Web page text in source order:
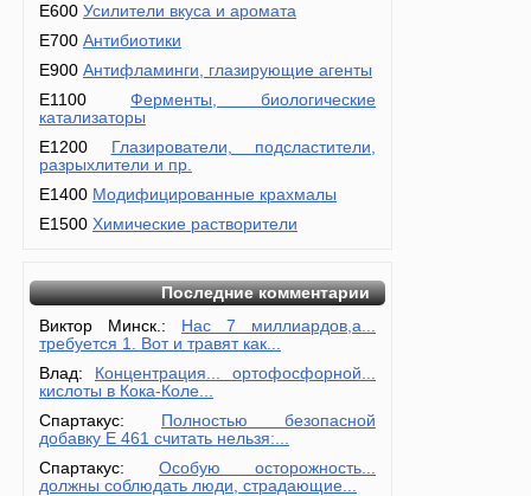
E600 Усилители вкуса и аромата
E700 Антибиотики
E900 Антифламинги, глазирующие агенты
E1100 Ферменты, биологические
катализаторы
E1200 Глазирователи, подсластители,
разрыхлители и пр.
E1400 Модифицированные крахмалы
E1500 Химические растворители
Последние комментарии
Виктор Минск.: Нас 7 миллиардов,а...
требуется 1. Вот и травят как...
Влад: Концентрация... ортофосфорной...
кислоты в Кока-Коле...
Спартакус: Полностью безопасной
добавку Е 461 считать нельзя:...
Спартакус: Особую осторожность...
должны соблюдать люди, страдающие...